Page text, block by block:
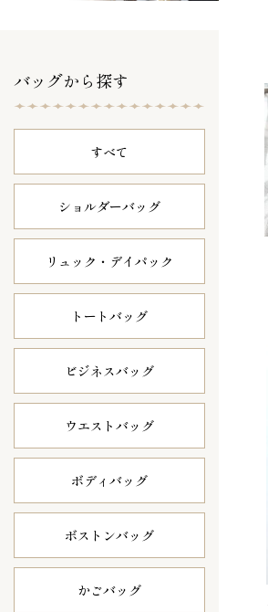
バッグから探す
すべて
ショルダーバッグ
リュック・ デイパック
トートバッグ
ビジネスバッグ
ウエストバッグ
ボディバッグ
ボストンバッグ
かごバッグ